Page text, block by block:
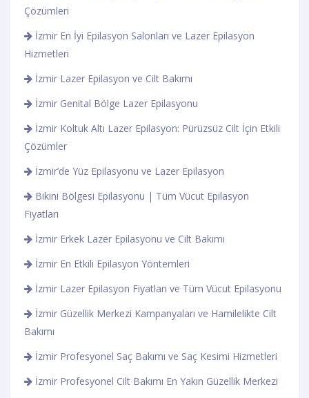
Çözümleri
İzmir En İyi Epilasyon Salonları ve Lazer Epilasyon
Hizmetleri
İzmir Lazer Epilasyon ve Cilt Bakımı
İzmir Genital Bölge Lazer Epilasyonu
İzmir Koltuk Altı Lazer Epilasyon: Pürüzsüz Cilt İçin Etkili
Çözümler
İzmir’de Yüz Epilasyonu ve Lazer Epilasyon
Bikini Bölgesi Epilasyonu | Tüm Vücut Epilasyon
Fiyatları
İzmir Erkek Lazer Epilasyonu ve Cilt Bakımı
İzmir En Etkili Epilasyon Yöntemleri
İzmir Lazer Epilasyon Fiyatları ve Tüm Vücut Epilasyonu
İzmir Güzellik Merkezi Kampanyaları ve Hamilelikte Cilt
Bakımı
İzmir Profesyonel Saç Bakımı ve Saç Kesimi Hizmetleri
İzmir Profesyonel Cilt Bakımı En Yakın Güzellik Merkezi